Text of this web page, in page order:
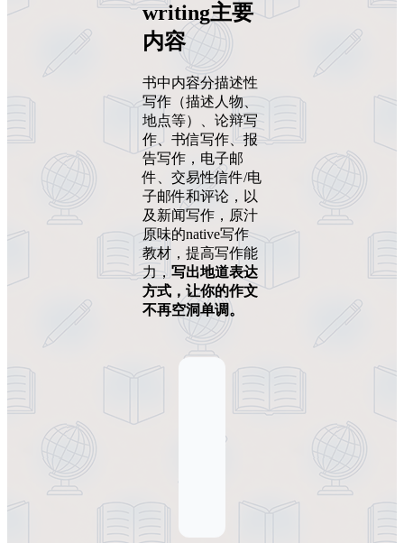
writing主要
内容
书中内容分描述性
写作（描述人物、
地点等）、论辩写
作、书信写作、报
告写作，电子邮
件、交易性信件/电
子邮件和评论，以
及新闻写作，原汁
原味的native写作
教材，提高写作能
力， 写出地道表达
方式，让你的作文
不再空洞单调。